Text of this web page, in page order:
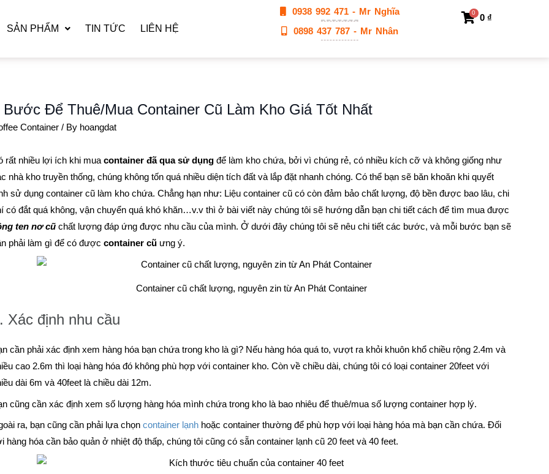
SẢN PHẨM TIN TỨC LIÊN HỆ
0938 992 471 - Mr Nghĩa
0898 437 787 - Mr Nhân
0 ₫
0
Bước Để Thuê/Mua Container Cũ Làm Kho Giá Tốt Nhất
Container / By hoangdat
rất nhiều lợi ích khi mua container đã qua sử dụng để làm kho chứa, bởi vì chúng rẻ, có nhiều kích cỡ và không giống như
nhà kho truyền thống, chúng không tốn quá nhiều diện tích đất và lắp đặt nhanh chóng. Có thể bạn sẽ băn khoăn khi quyết
sử dụng container cũ làm kho chứa. Chẳng hạn như: Liệu container cũ có còn đảm bảo chất lượng, độ bền được bao lâu, chi
có đắt quá không, vận chuyển quá khó khăn…v.v thì ở bài viết này chúng tôi sẽ hướng dẫn bạn chi tiết cách để tìm mua được
ten nơ cũ chất lượng đáp ứng được nhu cầu của mình. Ở dưới đây chúng tôi sẽ nêu chi tiết các bước, và mỗi bước bạn sẽ
phải làm gì để có được container cũ ưng ý.
Container cũ chất lượng, nguyên zin từ An Phát Container
Xác định nhu cầu
cần phải xác định xem hàng hóa bạn chứa trong kho là gì? Nếu hàng hóa quá to, vượt ra khỏi khuôn khổ chiều rộng 2.4m và
cao 2.6m thì loại hàng hóa đó không phù hợp với container kho. Còn về chiều dài, chúng tôi có loại container 20feet với
dài 6m và 40feet là chiều dài 12m.
cũng cần xác định xem số lượng hàng hóa mình chứa trong kho là bao nhiêu để thuê/mua số lượng container hợp lý.
ra, bạn cũng cần phải lựa chọn container lạnh hoặc container thường để phù hợp với loại hàng hóa mà bạn cần chứa. Đối
hàng hóa cần bảo quản ở nhiệt độ thấp, chúng tôi cũng có sẵn container lạnh cũ 20 feet và 40 feet.